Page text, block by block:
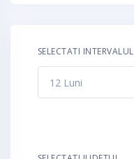
SELECTATI INTERVALUL